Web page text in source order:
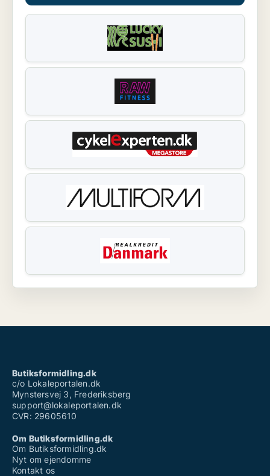
Butiksformidling.dk
c/o Lokaleportalen.dk
Mynstersvej 3, Frederiksberg
support@lokaleportalen.dk
CVR: 29605610
Om Butiksformidling.dk
Om Butiksformidling.dk
Nyt om ejendomme
Kontakt os